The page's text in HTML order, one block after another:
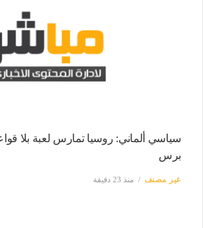
سياسي ألماني: روسيا تمارس لعبة بلا
برس
غير مصنف منذ 23 دقيقة